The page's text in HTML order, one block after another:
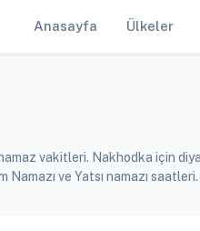
Anasayfa Ülkeler
vakitleri. Nakhodka için
Namazı ve Yatsı namazı